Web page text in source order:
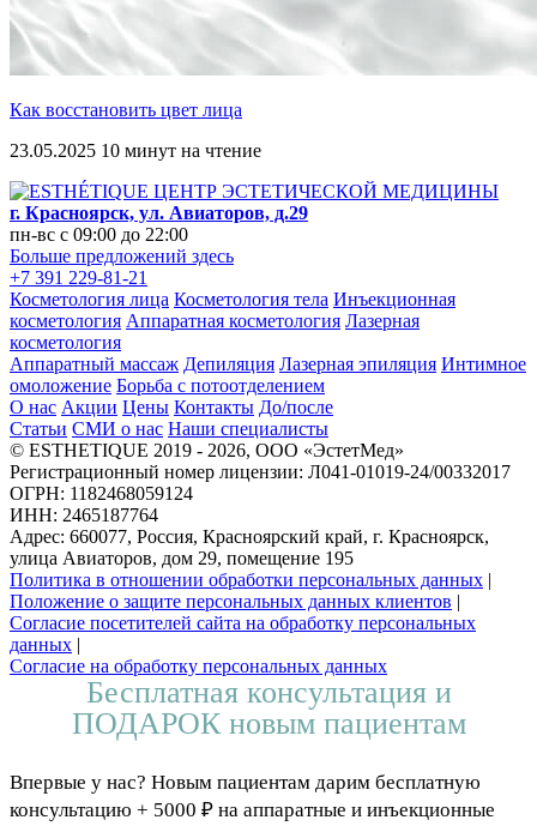
Как восстановить цвет лица
23.05.2025 10 минут на чтение
г. Красноярск, ул. Авиаторов, д.29
пн-вс c 09:00 до 22:00
Больше предложений здесь
+7 391 229-81-21
Косметология лица Косметология тела Инъекционная
косметология Аппаратная косметология Лазерная
косметология
Аппаратный массаж Депиляция Лазерная эпиляция Интимное
омоложение Борьба с потоотделением
О нас Акции Цены Контакты До/после
Статьи СМИ о нас Наши специалисты
© ESTHETIQUE 2019 - 2026, ООО «ЭстетМед»
Регистрационный номер лицензии: Л041-01019-24/00332017
ОГРН: 1182468059124
ИНН: 2465187764
Адрес: 660077, Россия, Красноярский край, г. Красноярск,
улица Авиаторов, дом 29, помещение 195
Политика в отношении обработки персональных данных |
Положение о защите персональных данных клиентов |
Согласие посетителей сайта на обработку персональных
данных |
Согласие на обработку персональных данных
Бесплатная консультация и
ПОДАРОК новым пациентам
Впервые у нас? Новым пациентам дарим бесплатную
консультацию + 5000 ₽ на аппаратные и инъекционные